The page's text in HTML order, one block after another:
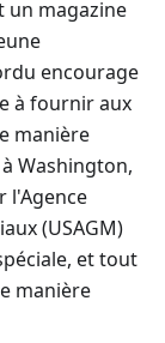
un magazine
encourage
à fournir aux
manière
Washington,
l'Agence
(USAGM)
et tout
manière